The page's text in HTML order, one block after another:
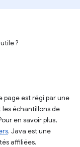
?
page est régi par une
les échantillons de
en savoir plus,
. Java est une
affiliées.